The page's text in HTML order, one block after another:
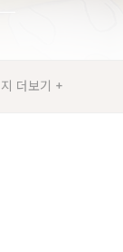
더보기 +